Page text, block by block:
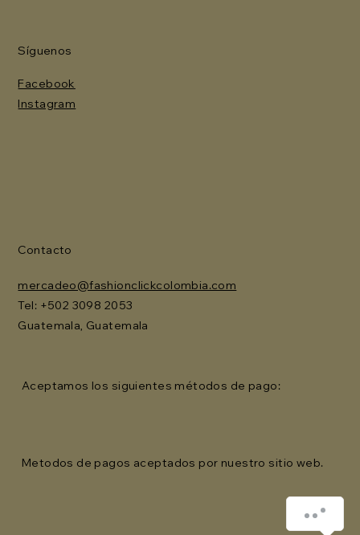
Síguenos
Facebook
Instagram
Contacto
mercadeo@fashionclickcolombia.com
Tel: ‪+502 3098 2053‬
Guatemala, Guatemala
Aceptamos los siguientes métodos de pago:
Metodos de pagos aceptados por nuestro sitio web.